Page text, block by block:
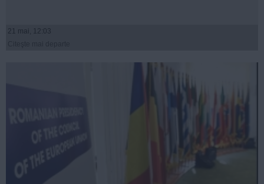
21 mai, 12:03